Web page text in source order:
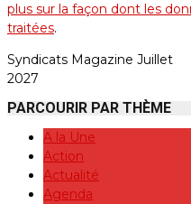
plus sur la façon dont les
traitées.
Syndicats Magazine Juillet
2027
PARCOURIR PAR THÈME
A la Une
Action
Actualité
Agenda